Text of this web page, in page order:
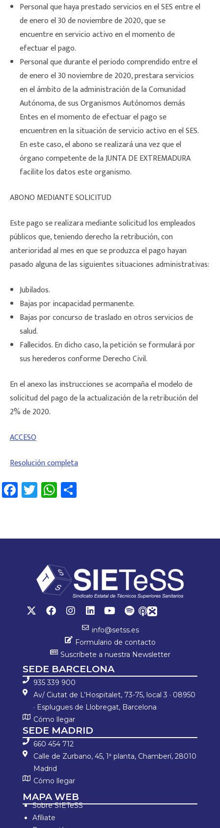
Personal que haya prestado servicios en el SES entre el
de enero el 30 de noviembre de 2020, que se
encuentre en servicio activo en el momento de
efectuar el pago.
Personal que durante el periodo comprendido entre el
de enero el 30 noviembre de 2020, prestara servicios
en el ámbito de la administración de la Comunidad
Autónoma, de sus Organismos Autónomos demás
Entes en el momento de efectuar el pago se
encuentren en la situación de servicio activo en el SES.
En este caso, el abono se realizará una vez que el
órgano competente de la JUNTA DE EXTREMADURA
facilite los datos este organismo.
ABONO MEDIANTE SOLICITUD
Este pago se realizara mediante solicitud los empleados
públicos que, teniendo derecho la retribución, con
anterioridad al mes en que se produzca el pago hayan
pasado alguna de las siguientes situaciones administrativas:
Jubilados.
Bajas por incapacidad permanente.
Bajas por concurso de traslado en otros servicios de
salud.
Fallecidos. En dicho caso, la petición se formulará por
sus herederos conforme Derecho Civil.
En el anexo las instrucciones se acompaña el modelo de
solicitud del pago de la actualización de la retribución del
2% de 2020.
ACCESO
Resolución completa
Fa
ce
o
T
wi
er
W
h
sA
p
p
tir
info@setss.es
Formulario de contacto
Suscríbete a nuestra Newsletter
SEDE BARCELONA
935 339 900
Av/ Ciutat de L’Hospitalet, 73-75, local 3 · 08950
· Esplugues de Llobregat, Barcelona
Cómo llegar
SEDE MADRID
660 454 712
Calle de Zurbano, 45, 1ª planta, Chamberí, 28010
Madrid
Cómo llegar
MAPA WEB
Sobre SIETeSS
Afíliate